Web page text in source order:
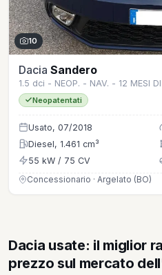
10
Dacia Sandero
1.5 dci - NEOP. - NAV. - 12 MESI
Neopatentati
Usato, 07/2018
Diesel, 1.461 cm³
55 kW / 75 CV
Concessionario · Argelato (BO)
Dacia usate: il miglior
prezzo sul mercato